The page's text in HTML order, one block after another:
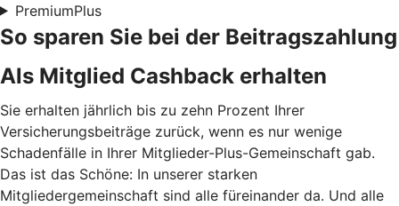
PremiumPlus
So sparen Sie bei der Beitragszahlung
Als Mitglied Cashback erhalten
Sie erhalten jährlich bis zu zehn Prozent Ihrer
Versicherungsbeiträge zurück, wenn es nur wenige
Schadenfälle in Ihrer Mitglieder-Plus-Gemeinschaft gab.
Das ist das Schöne: In unserer starken
Mitgliedergemeinschaft sind alle füreinander da. Und alle